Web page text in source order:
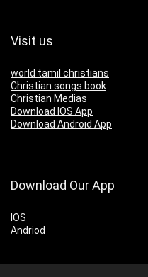
Visit us
world tamil christians
Christian songs book
Christian Medias
Download IOS App
Download Android App
Download Our App
IOS
Andriod